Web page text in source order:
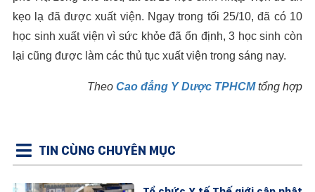
kẹo lạ đã được xuất viện. Ngay trong tối 25/10, đã có 10
học sinh xuất viện vì sức khỏe đã ổn định, 3 học sinh còn
lại cũng được làm các thủ tục xuất viện trong sáng nay.
TheoCao đẳng Y Dược TPHCMtổng hợp
TIN CÙNG CHUYÊN MỤC